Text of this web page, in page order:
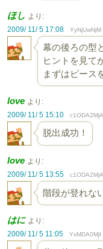
ほし より:
2009/ 11/ 5 17:08
YyNjUwNjM
幕の後ろの型
ヒントを見て
まずはピース
love より:
2009/ 11/ 5 15:10
c1ODA2MjA
脱出成功！
love より:
2009/ 11/ 5 13:55
c1ODA2MjA
階段が登れな
はに より:
2009/ 11/ 5 11:05
YxMDA0MjI